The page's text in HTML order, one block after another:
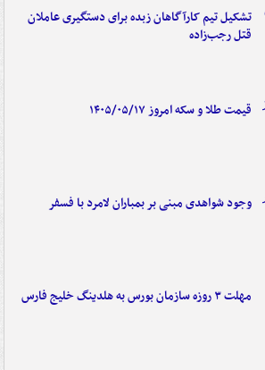
تشکیل تیم کارآگاهان زبده برای دستگیری عاملان
قتل رجب‌زاده
قیمت طلا و سکه امروز ۱۴۰۵/۰۵/۱۷
وجود شواهدی مبنی بر بمباران لامرد با فسفر
مهلت ۳ روزه سازمان بورس به هلدینگ خلیج فارس